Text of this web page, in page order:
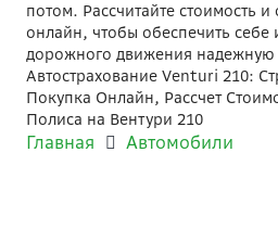
потом. Рассчитайте стоимость
онлайн, чтобы обеспечить себе
дорожного движения надежную
Автострахование Venturi 210:
Покупка Онлайн, Рассчет
Полиса на Вентури 210
Главная Автомобили